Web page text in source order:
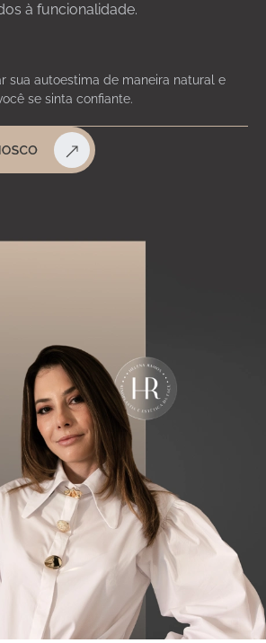
à funcionalidade.
sua autoestima de maneira natural e
se sinta confiante.